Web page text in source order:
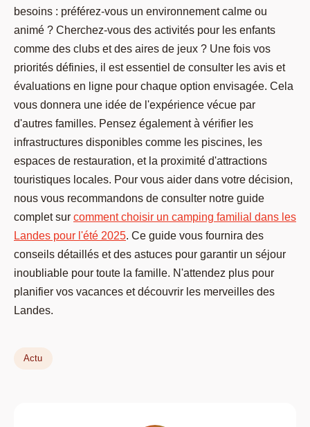
besoins : préférez-vous un environnement calme ou
animé ? Cherchez-vous des activités pour les enfants
comme des clubs et des aires de jeux ? Une fois vos
priorités définies, il est essentiel de consulter les avis et
évaluations en ligne pour chaque option envisagée. Cela
vous donnera une idée de l'expérience vécue par
d'autres familles. Pensez également à vérifier les
infrastructures disponibles comme les piscines, les
espaces de restauration, et la proximité d'attractions
touristiques locales. Pour vous aider dans votre décision,
nous vous recommandons de consulter notre guide
complet sur comment choisir un camping familial dans les
Landes pour l'été 2025. Ce guide vous fournira des
conseils détaillés et des astuces pour garantir un séjour
inoubliable pour toute la famille. N'attendez plus pour
planifier vos vacances et découvrir les merveilles des
Landes.
Actu